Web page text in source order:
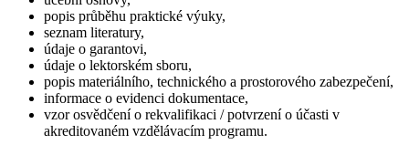
popis průběhu praktické výuky,
seznam literatury,
údaje o garantovi,
údaje o lektorském sboru,
popis materiálního, technického a prostorového zabezpečení,
informace o evidenci dokumentace,
vzor osvědčení o rekvalifikaci / potvrzení o účasti v
akreditovaném vzdělávacím programu.